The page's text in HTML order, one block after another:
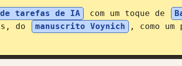
tarefas de IA com um toque de
do
manuscrito Voynich
, como um